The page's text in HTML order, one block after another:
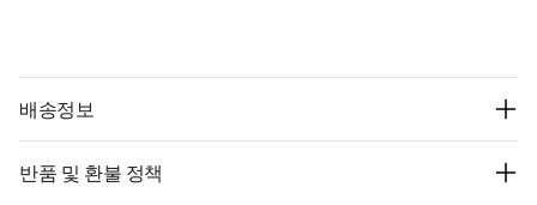
배송정보
반품 및 환불 정책